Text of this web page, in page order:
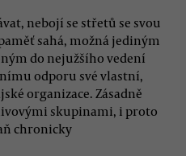
nebojí se střetů se svou
sahá, možná jediným
do nejužšího vedení
odporu své vlastní,
organizace. Zásadně
skupinami, i proto
chronicky